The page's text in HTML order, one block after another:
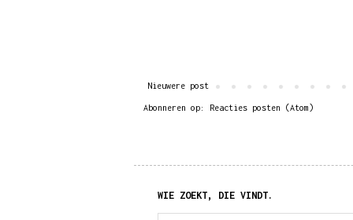
Nieuwere post
Abonneren op: Reacties posten (Atom)
WIE ZOEKT, DIE VINDT.